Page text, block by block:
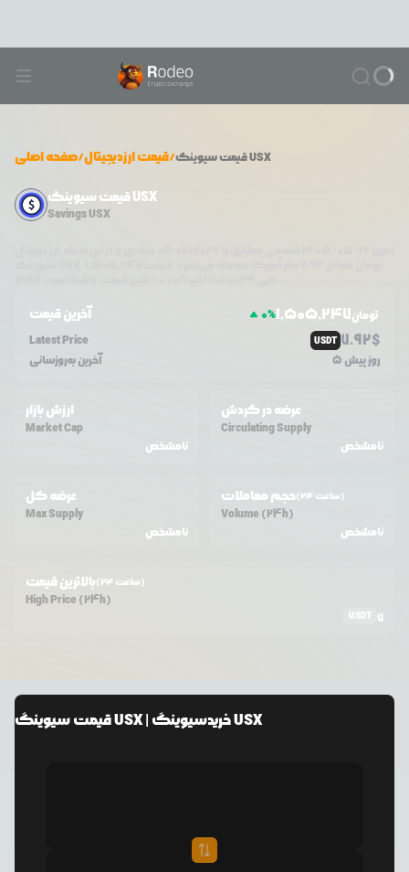
صفحه اصلی/قیمت ارزدیجیتال/ قیمتسیوینگ USX
قیمت سیوینگ USX
Savings USX
آخرین قیمت 0%1,505,247تومان
Latest Price
USDT 7.92$
آخرین به‌روزسانی 5 روز پیش
ارزش بازار
Market Cap
نامشخص
عرضه در گردش
Circulating Supply
نامشخص
عرضه کل
Max Supply
نامشخص
حجم معاملات (24 ساعت)
Volume (24h)
نامشخص
بالاترین قیمت (24 ساعت)
High Price (24h)
USDT 7
قیمتسیوینگ USX | خریدسیوینگ USX